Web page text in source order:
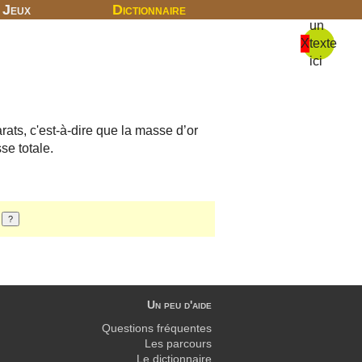
Jeux Dictionnaire
X
un
texte
ici
c'est-à-dire que la masse d’or
totale.
Un peu d'aide
Questions fréquentes
Les parcours
Le dictionnaire